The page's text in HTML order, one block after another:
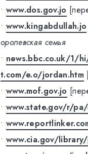
• www.dos.gov.jo
• www.kingabdullah.jo
оролевская семья
• news.bbc.co.uk/1/
t.com/e.o/jordan.htm
• www.mof.gov.jo
• www.state.gov/r/
•
• www.cia.gov/